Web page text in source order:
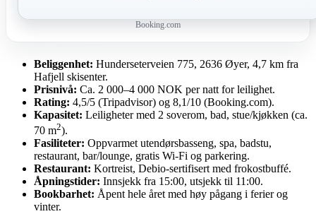
Booking.com
Beliggenhet: Hunderseterveien 775, 2636 Øyer, 4,7 km fra
Hafjell skisenter.
Prisnivå: Ca. 2 000–4 000 NOK per natt for leilighet.
Rating: 4,5/5 (Tripadvisor) og 8,1/10 (Booking.com).
Kapasitet: Leiligheter med 2 soverom, bad, stue/kjøkken (ca.
70 m2).
Fasiliteter: Oppvarmet utendørsbasseng, spa, badstu,
restaurant, bar/lounge, gratis Wi-Fi og parkering.
Restaurant: Kortreist, Debio-sertifisert med frokostbuffé.
Åpningstider: Innsjekk fra 15:00, utsjekk til 11:00.
Bookbarhet: Åpent hele året med høy pågang i ferier og
vinter.